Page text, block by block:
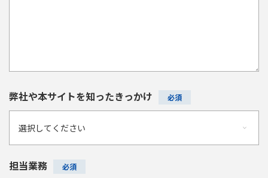
弊社や本サイトを知ったきっかけ
担当業務